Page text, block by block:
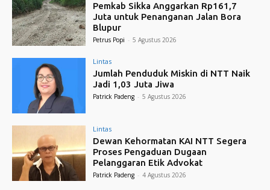
Pemkab Sikka Anggarkan Rp161,7
Juta untuk Penanganan Jalan Bora
Blupur
Petrus Popi - 5 Agustus 2026
Lintas
Jumlah Penduduk Miskin di NTT Naik
Jadi 1,03 Juta Jiwa
Patrick Padeng - 5 Agustus 2026
Lintas
Dewan Kehormatan KAI NTT Segera
Proses Pengaduan Dugaan
Pelanggaran Etik Advokat
Patrick Padeng - 4 Agustus 2026